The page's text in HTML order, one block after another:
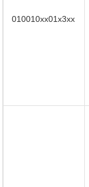
010010xx01x3xx